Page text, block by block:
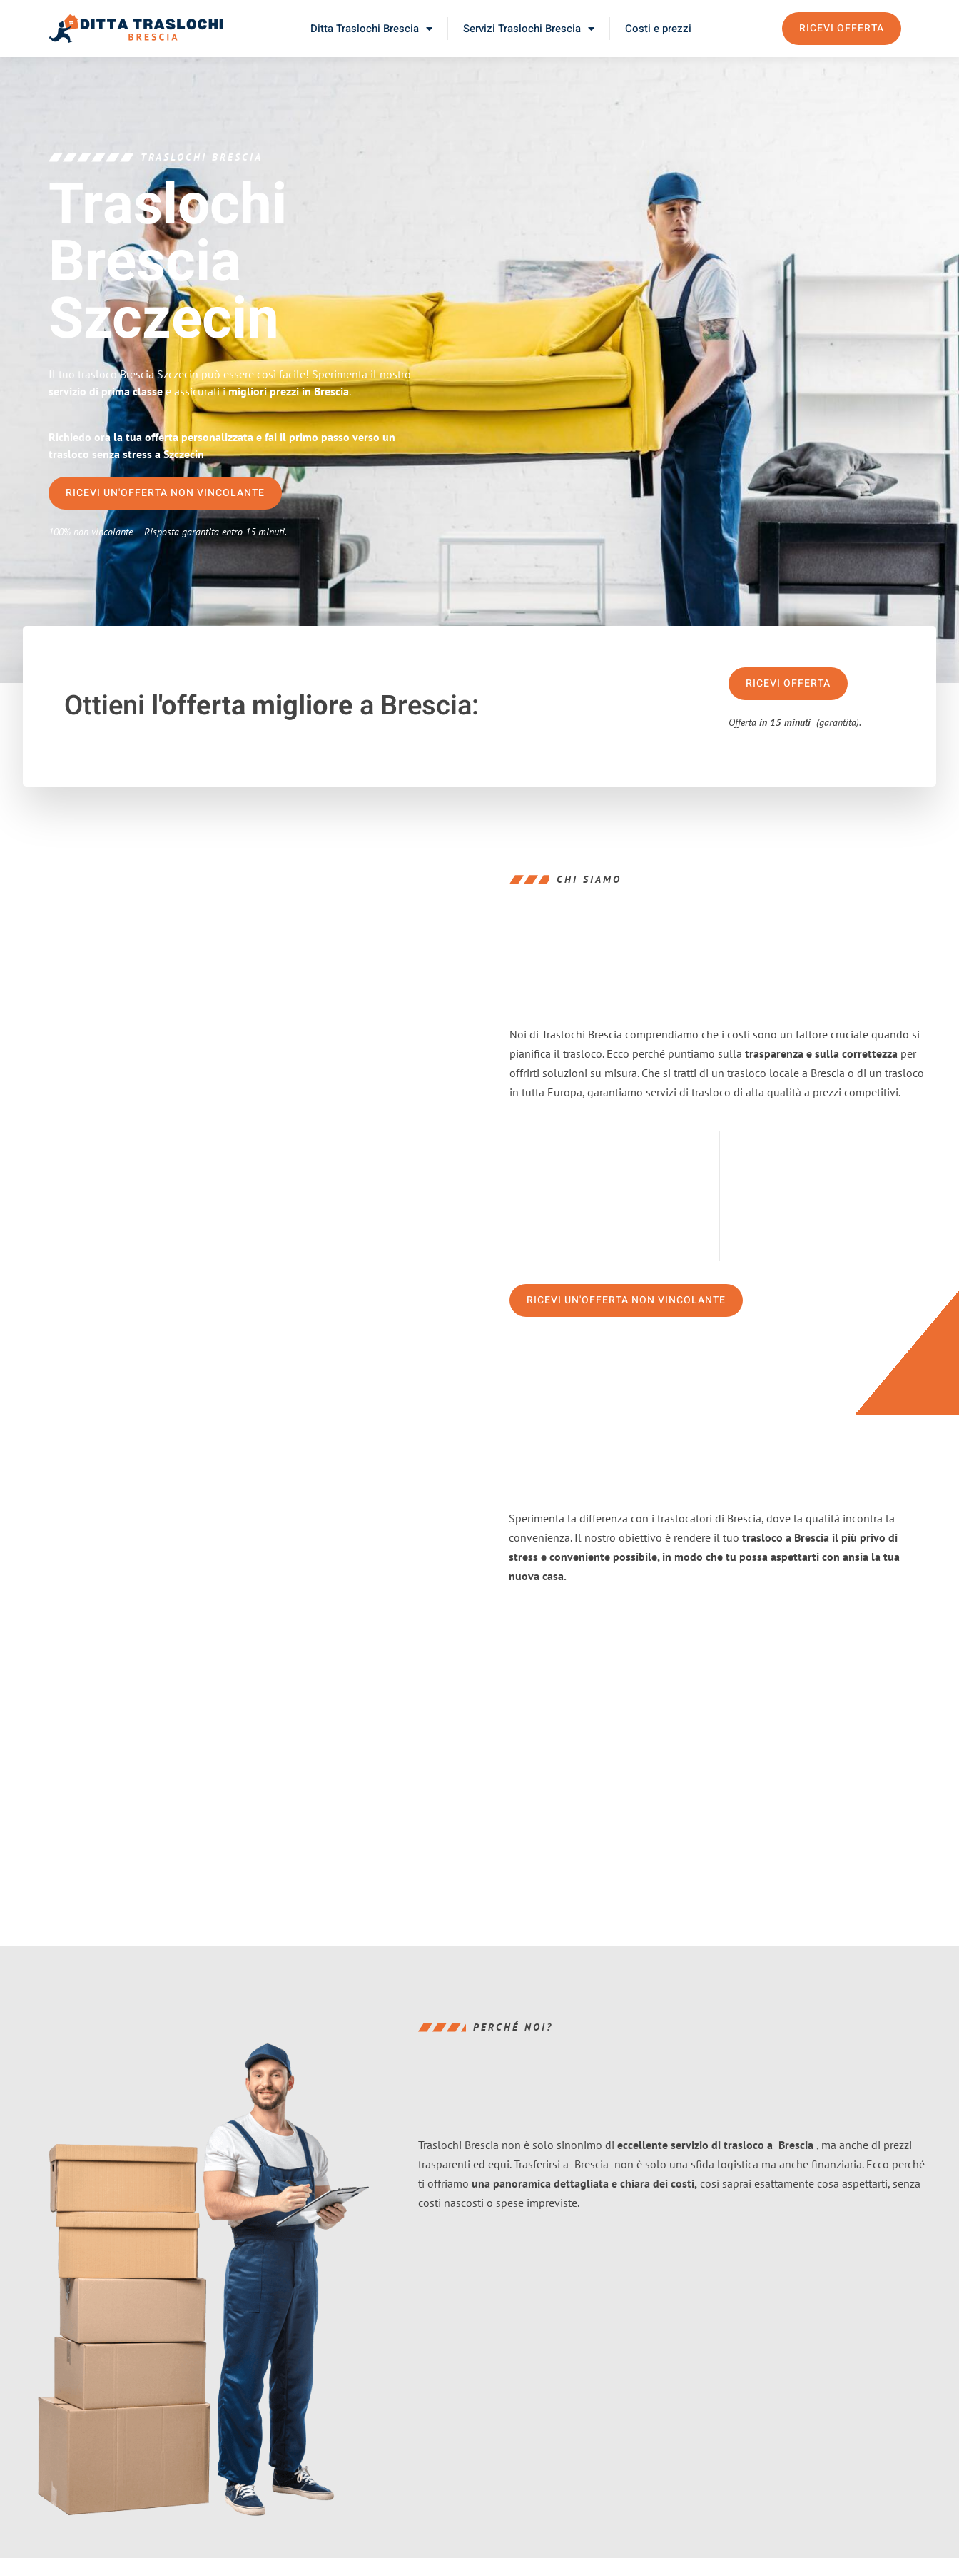
Ditta Traslochi Brescia Servizi Traslochi Brescia Costi e prezzi RICEVI OFFERTA
TRASLOCHI BRESCIA
Traslochi
Brescia
Szczecin
Il tuo trasloco Brescia Szczecin può essere così facile! Sperimenta il nostro
servizio di prima classee assicurati imigliori prezzi in Brescia.
Richiedo ora la tua offerta personalizzata e fai il primo passo verso un
trasloco senza stress a Szczecin
RICEVI UN'OFFERTA NON VINCOLANTE
100% non vincolante – Risposta garantita entro 15 minuti.
Ottieni l'offerta migliorea Brescia:
RICEVI OFFERTA
Offertain 15 minuti (garantita).
CHI SIAMO
Noi di Traslochi Brescia comprendiamo che i costi sono un fattore cruciale quando si
pianifica il trasloco. Ecco perché puntiamo sulla trasparenza e sulla correttezza per
offrirti soluzioni su misura. Che si tratti di un trasloco locale a Brescia o di un trasloco
in tutta Europa, garantiamo servizi di trasloco di alta qualità a prezzi competitivi.
RICEVI UN'OFFERTA NON VINCOLANTE
Sperimenta la differenza con i traslocatori di Brescia, dove la qualità incontra la
convenienza. Il nostro obiettivo è rendere il tuo trasloco a Brescia il più privo di
stress e conveniente possibile, in modo che tu possa aspettarti con ansia la tua
nuova casa.
PERCHÉ NOI?
Traslochi Brescia non è solo sinonimo di eccellente servizio di trasloco a Brescia , ma anche di prezzi
trasparenti ed equi. Trasferirsi a Brescia non è solo una sfida logistica ma anche finanziaria. Ecco perché
ti offriamo una panoramica dettagliata e chiara dei costi, così saprai esattamente cosa aspettarti, senza
costi nascosti o spese impreviste.